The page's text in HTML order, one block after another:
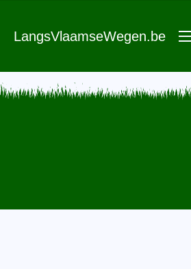
LangsVlaamseWegen.be